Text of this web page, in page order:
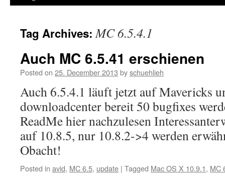
Tag Archives:MC 6.5.4.1
Auch MC 6.5.41 erschienen
Posted on 25. December 2013 byschuehlieh
Auch 6.5.4.1 läuft jetzt auf Mavericks
downloadcenter bereit 50 bugfixes
ReadMe hier nachzulesen
auf 10.8.5, nur 10.8.2->4 werden
Obacht!
Posted in avid, MC 6.5, update | Tagged Mac OS X 10.9.1, MC